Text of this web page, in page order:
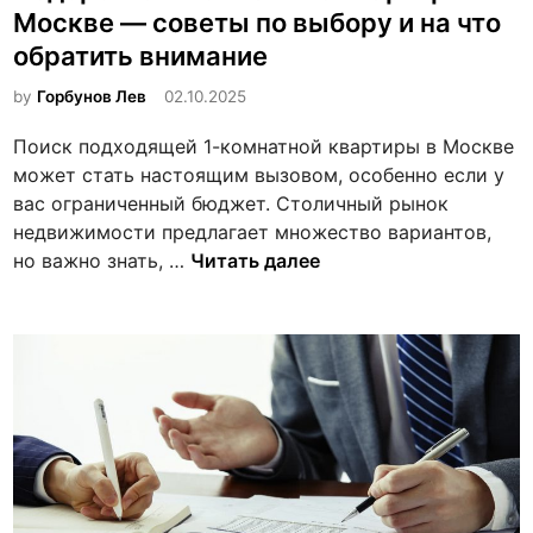
з
н
о
с
т
и
о
в
е
т
д
л
й
к
у
ш
и
н
с
о
е
ы
э
л
и
к
о
а
н
о
в
Москве — советы по выбору и на что
обратить внимание
by Горбунов Лев 02.10.2025
Поиск подходящей 1-комнатной квартиры в Москве
может стать настоящим вызовом, особенно если у
вас ограниченный бюджет. Столичный рынок
недвижимости предлагает множество вариантов,
но важно знать, … Н
о
г
и
1
Читать далее